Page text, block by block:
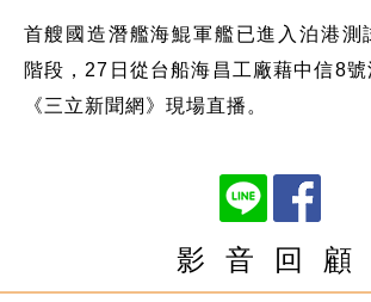
首艘國造潛艦海鯤軍艦已進入泊港測
階段，27日從台船海昌工廠藉中信8號
《三立新聞網》現場直播。
影 音 回 顧